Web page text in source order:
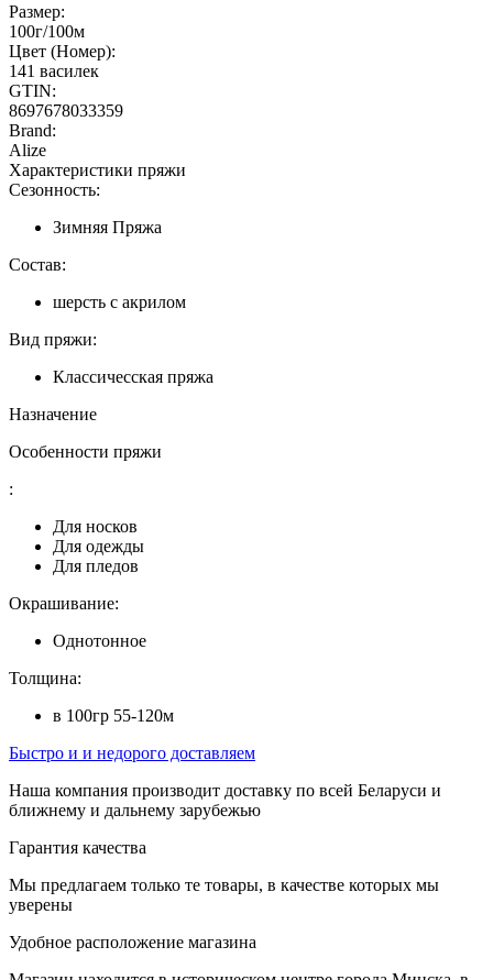
Размер:
100г/100м
Цвет (Номер):
141 василек
GTIN:
8697678033359
Brand:
Alize
Характеристики пряжи
Сезонность:
Зимняя Пряжа
Состав:
шерсть с акрилом
Вид пряжи:
Классичесская пряжа
Назначение
Особенности пряжи
:
Для носков
Для одежды
Для пледов
Окрашивание:
Однотонное
Толщина:
в 100гр 55-120м
Быстро и и недорого доставляем
Наша компания производит доставку по всей Беларуси и
ближнему и дальнему зарубежью
Гарантия качества
Мы предлагаем только те товары, в качестве которых мы
уверены
Удобное расположение магазина